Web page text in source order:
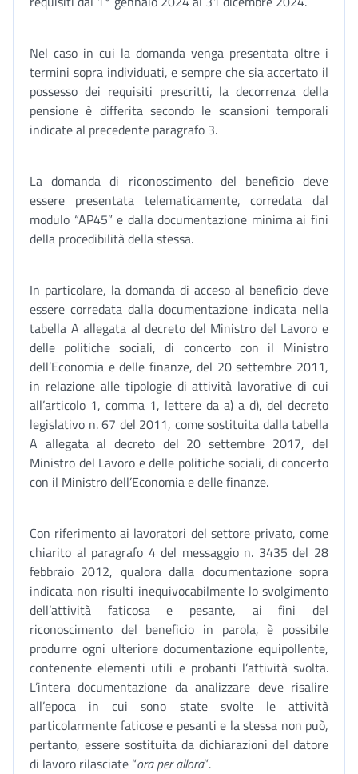
Nel caso in cui la domanda venga presentata oltre i
termini sopra individuati, e sempre che sia accertato il
possesso dei requisiti prescritti, la decorrenza della
pensione è differita secondo le scansioni temporali
indicate al precedente paragrafo 3.
La domanda di riconoscimento del beneficio deve
essere presentata telematicamente, corredata dal
modulo “AP45” e dalla documentazione minima ai fini
della procedibilità della stessa.
In particolare, la domanda di acceso al beneficio deve
essere corredata dalla documentazione indicata nella
tabella A allegata al decreto del Ministro del Lavoro e
delle politiche sociali, di concerto con il Ministro
dell’Economia e delle finanze, del 20 settembre 2011,
in relazione alle tipologie di attività lavorative di cui
all’articolo 1, comma 1, lettere da a) a d), del decreto
legislativo n. 67 del 2011, come sostituita dalla tabella
A allegata al decreto del 20 settembre 2017, del
Ministro del Lavoro e delle politiche sociali, di concerto
con il Ministro dell’Economia e delle finanze.
Con riferimento ai lavoratori del settore privato, come
chiarito al paragrafo 4 del messaggio n. 3435 del 28
febbraio 2012, qualora dalla documentazione sopra
indicata non risulti inequivocabilmente lo svolgimento
dell’attività faticosa e pesante, ai fini del
riconoscimento del beneficio in parola, è possibile
produrre ogni ulteriore documentazione equipollente,
contenente elementi utili e probanti l’attività svolta.
L’intera documentazione da analizzare deve risalire
all’epoca in cui sono state svolte le attività
particolarmente faticose e pesanti e la stessa non può,
pertanto, essere sostituita da dichiarazioni del datore
di lavoro rilasciate “ora per allora”.